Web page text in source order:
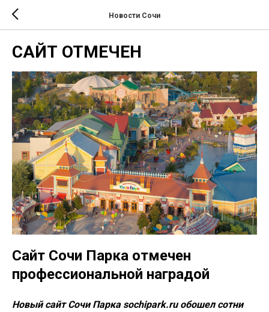
Новости Сочи
САЙТ ОТМЕЧЕН
Сайт Сочи Парка отмечен
профессиональной наградой
Новый сайт Сочи Парка sochipark.ru обошел сотни